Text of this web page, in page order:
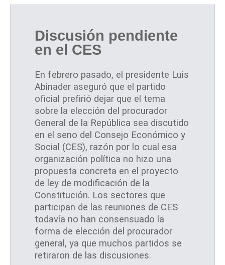
Discusión pendiente
en el CES
En febrero pasado, el presidente Luis
Abinader aseguró que el partido
oficial prefirió dejar que el tema
sobre la elección del procurador
General de la República sea discutido
en el seno del Consejo Económico y
Social (CES), razón por lo cual esa
organización política no hizo una
propuesta concreta en el proyecto
de ley de modificación de la
Constitución. Los sectores que
participan de las reuniones de CES
todavía no han consensuado la
forma de elección del procurador
general, ya que muchos partidos se
retiraron de las discusiones.